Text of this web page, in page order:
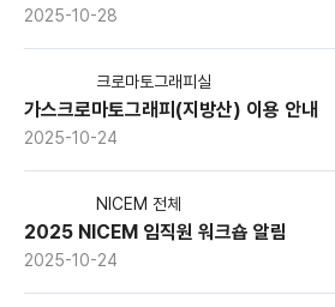
2025-10-28
크로마토그래피실
가스크로마토그래피(지방산) 이용 안내
2025-10-24
NICEM 전체
2025 NICEM 임직원 워크숍 알림
2025-10-24